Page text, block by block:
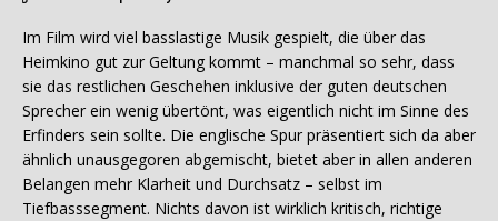
Im Film wird viel basslastige Musik gespielt, die über das
Heimkino gut zur Geltung kommt – manchmal so sehr, dass
sie das restlichen Geschehen inklusive der guten deutschen
Sprecher ein wenig übertönt, was eigentlich nicht im Sinne des
Erfinders sein sollte. Die englische Spur präsentiert sich da aber
ähnlich unausgegoren abgemischt, bietet aber in allen anderen
Belangen mehr Klarheit und Durchsatz – selbst im
Tiefbasssegment. Nichts davon ist wirklich kritisch, richtige